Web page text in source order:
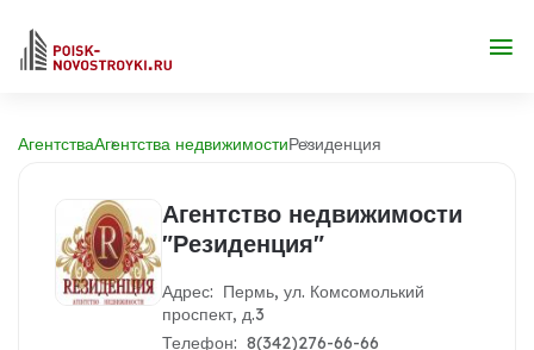
АгентстваАгентства недвижимостиРезиденция
Агентство недвижимости
"Резиденция"
Адрес: Пермь, ул. Комсомолький
проспект, д.3
Телефон: 8(342)276-66-66